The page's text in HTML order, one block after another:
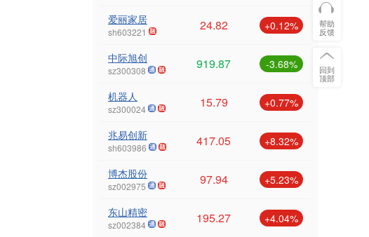
爱丽家居
sh603221 24.82 +0.12%
中际旭创
sz300308 919.87 -3.68%
机器人
sz300024 15.79 +0.77%
兆易创新
sh603986 417.05 +8.32%
博杰股份
sz002975 97.94 +5.23%
东山精密
sz002384 195.27 +4.04%
帮助
反馈
回到
顶部